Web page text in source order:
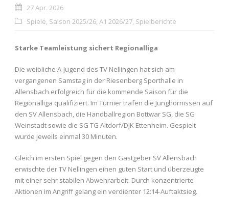
27 Apr. 2026
Spiele, Saison 2025/26, A1 2026/27, Spielberichte
Starke Teamleistung sichert Regionalliga
Die weibliche A-Jugend des TV Nellingen hat sich am
vergangenen Samstag in der Riesenberg Sporthalle in
Allensbach erfolgreich für die kommende Saison für die
Regionalliga qualifiziert. Im Turnier trafen die Junghornissen auf
den SV Allensbach, die Handballregion Bottwar SG, die SG
Weinstadt sowie die SG TG Altdorf/DJK Ettenheim. Gespielt
wurde jeweils einmal 30 Minuten.
Gleich im ersten Spiel gegen den Gastgeber SV Allensbach
erwischte der TV Nellingen einen guten Start und überzeugte
mit einer sehr stabilen Abwehrarbeit. Durch konzentrierte
Aktionen im Angriff gelang ein verdienter 12:14-Auftaktsieg.